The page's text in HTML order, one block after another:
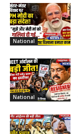
National
National